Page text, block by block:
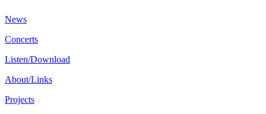
News
Concerts
Listen/Download
About/Links
Projects